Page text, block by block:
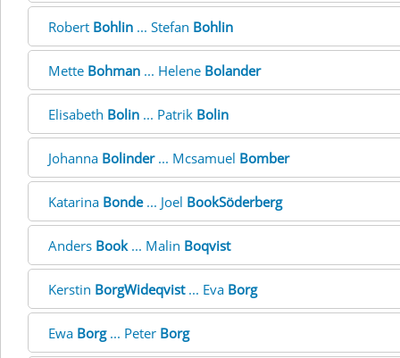
Robert Bohlin ... Stefan Bohlin
Mette Bohman ... Helene Bolander
Elisabeth Bolin ... Patrik Bolin
Johanna Bolinder... Mcsamuel Bomber
Katarina Bonde... Joel BookSöderberg
Anders Book... Malin Boqvist
Kerstin BorgWideqvist... Eva Borg
Ewa Borg... Peter Borg